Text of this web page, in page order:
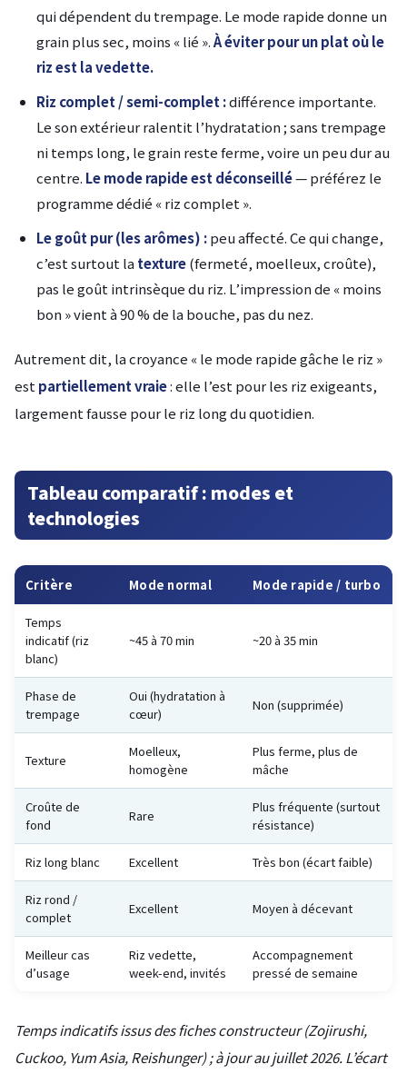
qui dépendent du trempage. Le mode rapide donne un
grain plus sec, moins « lié ».À éviter pour un plat où le
riz est la vedette.
Riz complet / semi-complet :différence importante.
Le son extérieur ralentit l’hydratation ; sans trempage
ni temps long, le grain reste ferme, voire un peu dur au
centre. Le mode rapide est déconseillé— préférez le
programme dédié « riz complet ».
Le goût pur (les arômes) :peu affecté. Ce qui change,
c’est surtout la texture(fermeté, moelleux, croûte),
pas le goût intrinsèque du riz. L’impression de « moins
bon » vient à 90 % de la bouche, pas du nez.
Autrement dit, la croyance « le mode rapide gâche le riz »
est partiellement vraie: elle l’est pour les riz exigeants,
largement fausse pour le riz long du quotidien.
Tableau comparatif : modes et
technologies
Critère Mode normal Mode rapide / turbo
Temps
indicatif (riz
blanc)
~45 à 70 min ~20 à 35 min
Phase de
trempage
Oui (hydratation à
cœur)
Non (supprimée)
Texture
Moelleux,
homogène
Plus ferme, plus de
mâche
Croûte de
fond
Rare
Plus fréquente (surtout
résistance)
Riz long blanc Excellent Très bon (écart faible)
Riz rond /
complet
Excellent Moyen à décevant
Meilleur cas
d’usage
Riz vedette,
week-end, invités
Accompagnement
pressé de semaine
Temps indicatifs issus des fiches constructeur (Zojirushi,
Cuckoo, Yum Asia, Reishunger) ; à jour au juillet 2026. L’écart